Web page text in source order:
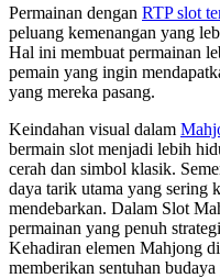
Permainan dengan RTP slot
peluang kemenangan yang
Hal ini membuat permainan
pemain yang ingin
yang mereka pasang.
Keindahan visual dalam
bermain slot menjadi lebih
cerah dan simbol klasik.
daya tarik utama yang sering
mendebarkan. Dalam Slot
permainan yang penuh
Kehadiran elemen Mahjong
memberikan sentuhan